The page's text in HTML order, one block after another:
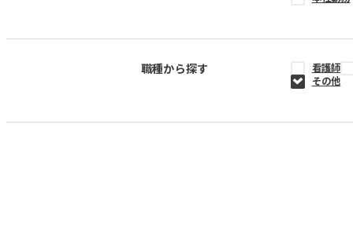
職種から探す
看護師
その他